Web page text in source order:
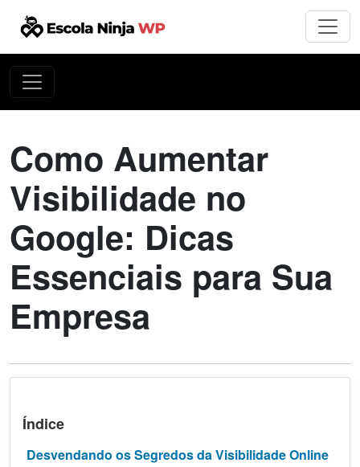
Como Aumentar
Visibilidade no
Google: Dicas
Essenciais para Sua
Empresa
Índice
Desvendando os Segredos da Visibilidade Online